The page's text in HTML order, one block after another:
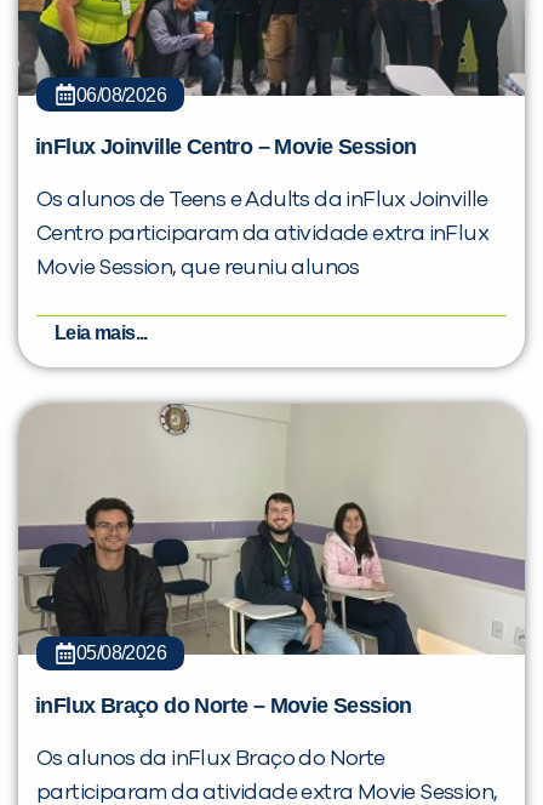
06/08/2026
inFlux Joinville Centro – Movie Session
Os alunos de Teens e Adults da inFlux Joinville
Centro participaram da atividade extra inFlux
Movie Session, que reuniu alunos
Leia mais...
05/08/2026
inFlux Braço do Norte – Movie Session
Os alunos da inFlux Braço do Norte
participaram da atividade extra Movie Session,